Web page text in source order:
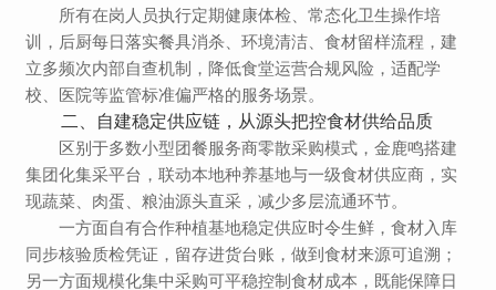
所有在岗人员执行定期健康体检、常态化卫生操作培
训，后厨每日落实餐具消杀、环境清洁、食材留样流程，建
立多频次内部自查机制，降低食堂运营合规风险，适配学
校、医院等监管标准偏严格的服务场景。
二、自建稳定供应链，从源头把控食材供给品质
区别于多数小型团餐服务商零散采购模式，金鹿鸣搭建
集团化集采平台，联动本地种养基地与一级食材供应商，实
现蔬菜、肉蛋、粮油源头直采，减少多层流通环节。
一方面自有合作种植基地稳定供应时令生鲜，食材入库
同步核验质检凭证，留存进货台账，做到食材来源可追溯；
另一方面规模化集中采购可平稳控制食材成本，既能保障日